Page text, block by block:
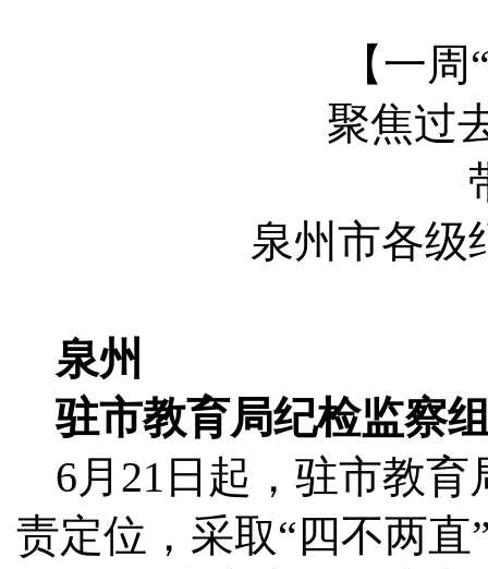
【一
聚焦过
泉州市各级
泉州
驻市教育局纪检监察
6月21日起，驻市教
责定位，采取“四不两直